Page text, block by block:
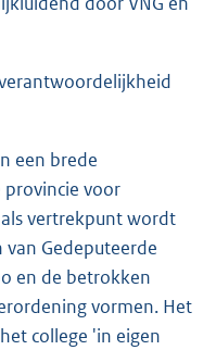
een brede
voor
vertrekpunt wordt
Gedeputeerde
en de betrokken
vormen. Het
college 'in eigen